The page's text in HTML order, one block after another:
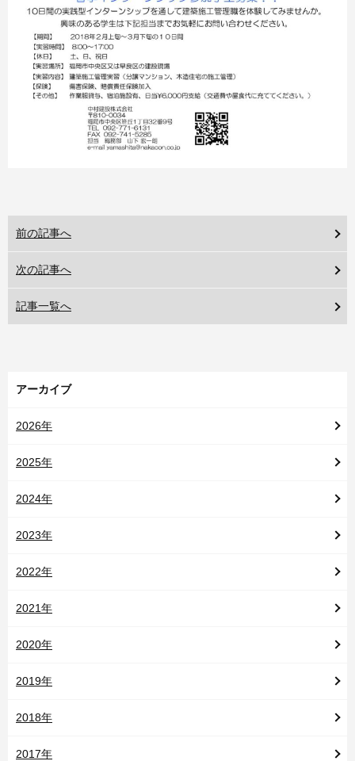
前の記事へ
次の記事へ
記事一覧へ
アーカイブ
2026年
2025年
2024年
2023年
2022年
2021年
2020年
2019年
2018年
2017年